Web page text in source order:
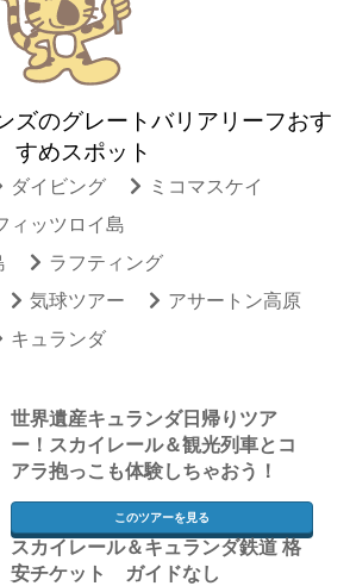
ズのグレートバリアリーフおす
すめスポット
ダイビング
ミコマスケイ
ィッツロイ島
ラフティング
気球ツアー
アサートン高原
キュランダ
世界遺産キュランダ日帰りツア
ー！スカイレール＆観光列車とコ
アラ抱っこも体験しちゃおう！
このツアーを見る
スカイレール＆キュランダ鉄道 格
安チケット ガイドなし